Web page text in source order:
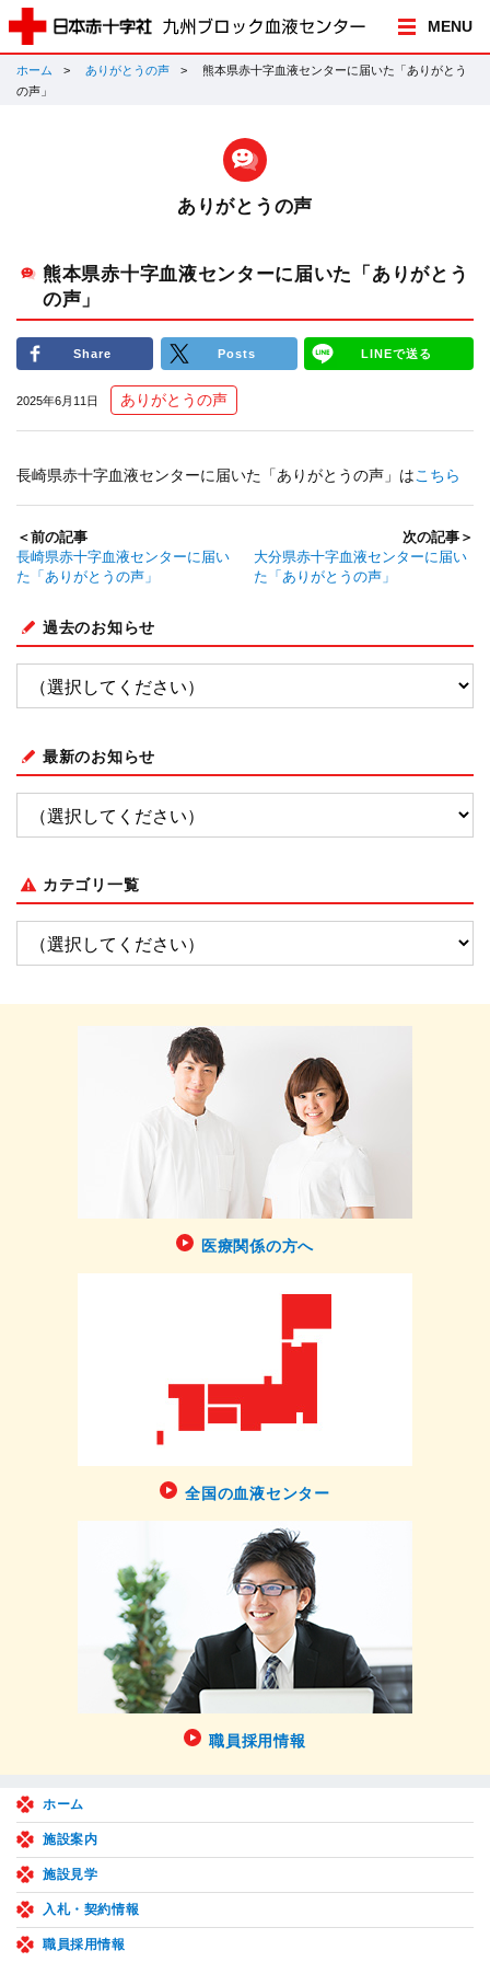
MENU
ホーム ありがとうの声
熊本県赤十字血液センターに届いた「ありがとう
の声」
ありがとうの声
熊本県赤十字血液センターに届いた「ありがとう
の声」
Share Posts LINEで送る
2025年6月11日 ありがとうの声
長崎県赤十字血液センターに届いた「ありがとうの声」はこちら
＜前の記事
長崎県赤十字血液センターに届い
た「ありがとうの声」
次の記事＞
大分県赤十字血液センターに届い
た「ありがとうの声」
過去のお知らせ
最新のお知らせ
カテゴリ一覧
医療関係の方へ
全国の血液センター
職員採用情報
ホーム
施設案内
施設見学
入札・契約情報
職員採用情報